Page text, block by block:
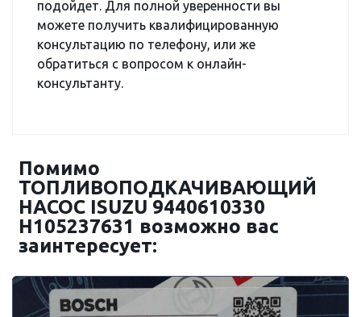
подойдет. Для полной уверенности вы
можете получить квалифицированную
консультацию по телефону, или же
обратиться с вопросом к онлайн-
консультанту.
Помимо
ТОПЛИВОПОДКАЧИВАЮЩИЙ
НАСОС ISUZU 9440610330
H105237631 возможно вас
заинтересует: